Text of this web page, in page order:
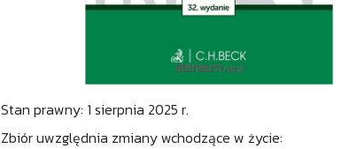
Stan prawny: 1 sierpnia 2025 r.
Zbiór uwzględnia zmiany wchodzące w życie: